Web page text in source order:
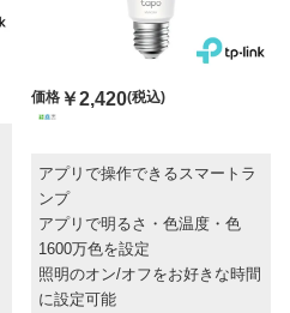
価格￥2,420(税込)
アプリで操作できるスマートラ
ンプ
アプリで明るさ・色温度・色
1600万色を設定
照明のオン/オフをお好きな時間
に設定可能